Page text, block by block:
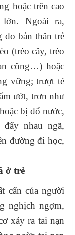
hoặc trên cao
Ngoài ra,
do bản thân trẻ
(trèo cây, trèo
công…) hoặc
vững;trượt té
ướt, trơn như
bị đổ nước,
nhau ngã,
đường đi học,
ở trẻ
cẩn của người
nghịch ngợm,
xảy ra tai nạn